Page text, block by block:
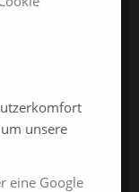
unsere
eine Google